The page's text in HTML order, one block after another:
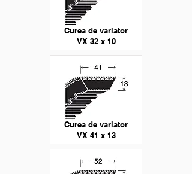
Curea de variator
VX 32 x 10
Curea de variator
VX 41 x 13